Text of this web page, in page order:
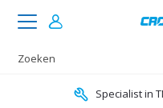
Specialist in